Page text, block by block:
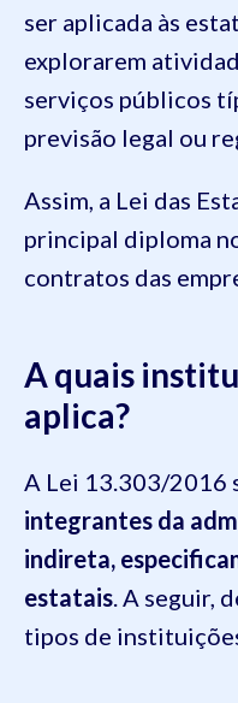
ser aplicada às
explorarem
serviços públicos
previsão legal ou
Assim, a Lei das
principal diploma
contratos das
A quais
aplica?
A Lei 13.303/2016
integrantes da
indireta,
estatais. A seguir,
tipos de